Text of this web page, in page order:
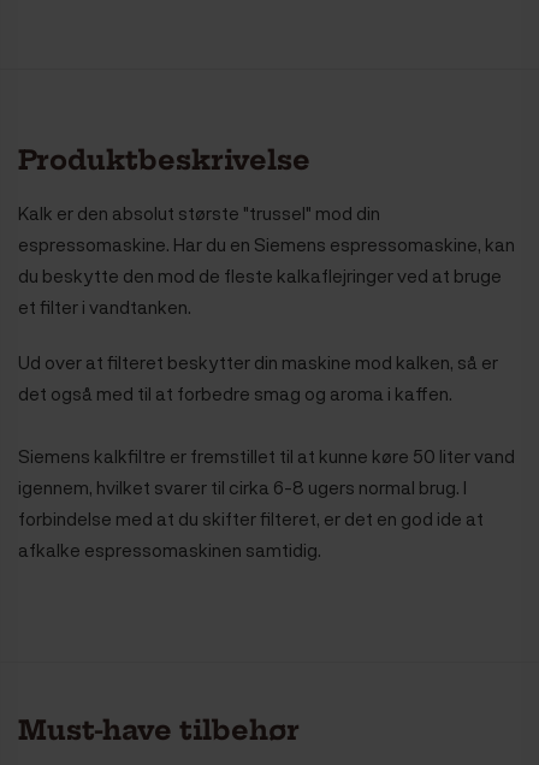
Produktbeskrivelse
Kalk er den absolut største "trussel" mod din
espressomaskine. Har du en Siemens espressomaskine, kan
du beskytte den mod de fleste kalkaflejringer ved at bruge
et filter i vandtanken.
Ud over at filteret beskytter din maskine mod kalken, så er
det også med til at forbedre smag og aroma i kaffen.
Siemens kalkfiltre er fremstillet til at kunne køre 50 liter vand
igennem, hvilket svarer til cirka 6-8 ugers normal brug. I
forbindelse med at du skifter filteret, er det en god ide at
afkalke espressomaskinen samtidig.
Must-have tilbehør